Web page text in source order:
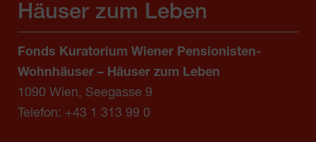
Häuser zum Leben
Fonds Kuratorium Wiener Pensionisten-
Wohnhäuser – Häuser zum Leben
1090 Wien, Seegasse 9
Telefon: +43 1 313 99 0